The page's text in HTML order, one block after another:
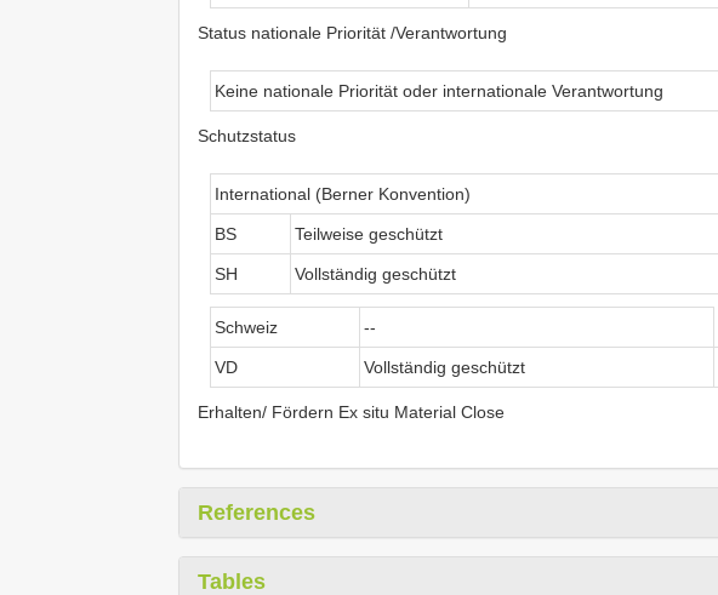
Status nationale Priorität /Verantwortung
Keine nationale Priorität oder internationale Verantwortung
Schutzstatus
International (Berner Konvention)
BS Teilweise geschützt
SH Vollständig geschützt
Schweiz --
VD Vollständig geschützt
Erhalten/ Fördern Ex situ Material Close
References
Tables